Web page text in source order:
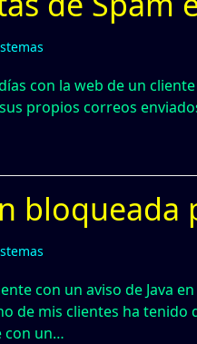
con la web de un
propios correos
con un aviso de Java
de mis clientes ha
con un…